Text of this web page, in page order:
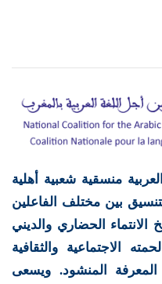
منسقية شعبية أهلية
بين مختلف الفاعلين
الانتماء الحضاري والديني
الاجتماعية والثقافية
المنشود. ويسعى